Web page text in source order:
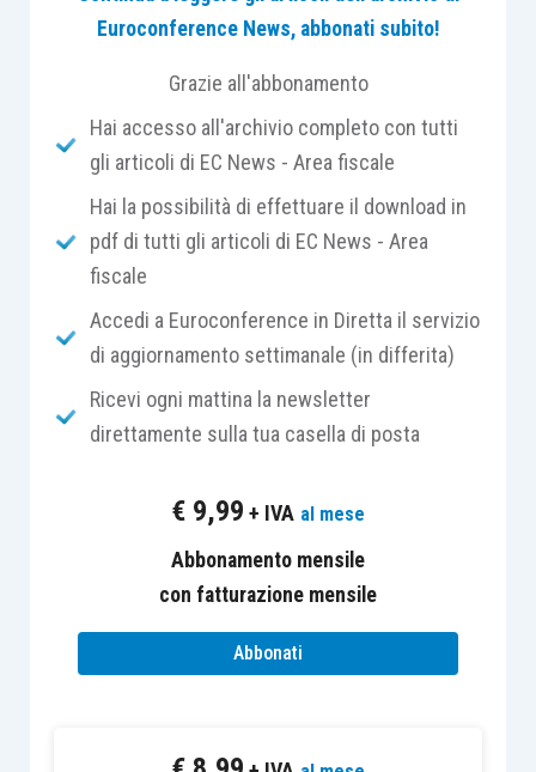
Ciò che sta accadendo oggi è solo una
mezzo e la capacità attrattiva della
comunicazione audiosta presidiando nuovi
canali ancora poco battuti. Ma lo spazio si sta
affollando in modo sempre più veloce e con un
livello di qualità sempre più alto.
C’è ancora chi pensa che ilpodcastsia un
fenomeno passeggero o una bolla che presto si
sgonfierà, ma lescelte strategiche e gli
stanno facendo
forse tanto passeggero non sarà.
Da una parte emergono produttori, creator e
editori audio. Dall’altra le piattaforme di
distribuzione stanno rendendo più agevole la
Euroconference News, abbonati subito!
Grazie all'abbonamento
Hai accesso all'archivio completo con tutti
gli articoli di EC News - Area fiscale
Hai la possibilità di effettuare il download in
pdf di tutti gli articoli di EC News - Area
fiscale
Accedi a Euroconference in Diretta il servizio
di aggiornamento settimanale (in differita)
Ricevi ogni mattina la newsletter
direttamente sulla tua casella di posta
€ 9,99 + IVA al mese
Abbonamento mensile
con fatturazione mensile
Abbonati